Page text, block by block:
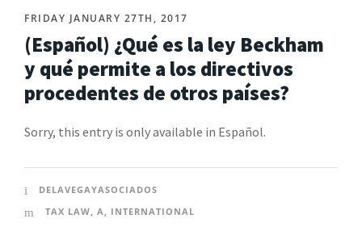
FRIDAY JANUARY 27TH, 2017
(Español) ¿Qué es la ley Beckham
y qué permite a los directivos
procedentes de otros países?
Sorry, this entry is only available in Español.
DELAVEGAYASOCIADOS
TAX LAW, A, INTERNATIONAL